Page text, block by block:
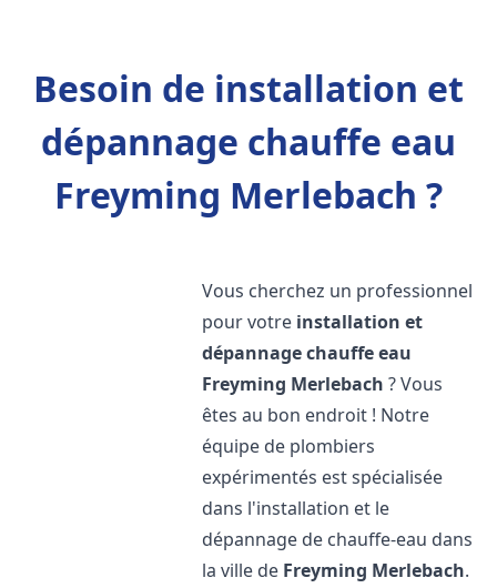
Besoin de installation et
dépannage chauffe eau
Freyming Merlebach ?
Vous cherchez un professionnel
pour votre installation et
dépannage chauffe eau
Freyming Merlebach ? Vous
êtes au bon endroit ! Notre
équipe de plombiers
expérimentés est spécialisée
dans l'installation et le
dépannage de chauffe-eau dans
la ville de Freyming Merlebach.